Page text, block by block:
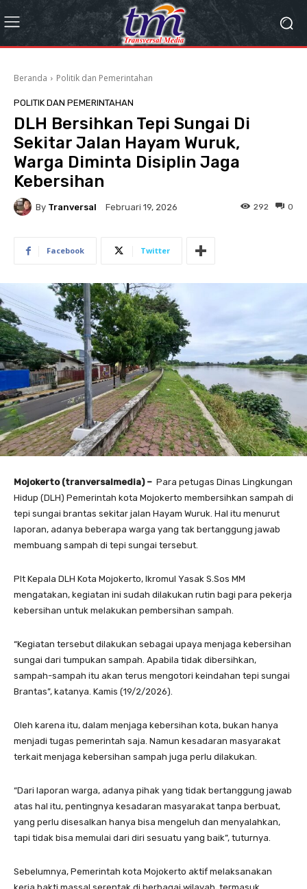
Beranda Politik dan Pemerintahan
POLITIK DAN PEMERINTAHAN
DLH Bersihkan Tepi Sungai Di
Sekitar Jalan Hayam Wuruk,
Warga Diminta Disiplin Jaga
Kebersihan
By Tranversal Februari 19, 2026 0
292
Facebook Twitter
Mojokerto (tranversalmedia) – Para petugas Dinas Lingkungan
Hidup (DLH) Pemerintah kota Mojokerto membersihkan sampah di
tepi sungai brantas sekitar jalan Hayam Wuruk. Hal itu menurut
laporan, adanya beberapa warga yang tak bertanggung jawab
membuang sampah di tepi sungai tersebut.
Plt Kepala DLH Kota Mojokerto, Ikromul Yasak S.Sos MM
mengatakan, kegiatan ini sudah dilakukan rutin bagi para pekerja
kebersihan untuk melakukan pembersihan sampah.
“Kegiatan tersebut dilakukan sebagai upaya menjaga kebersihan
sungai dari tumpukan sampah. Apabila tidak dibersihkan,
sampah-sampah itu akan terus mengotori keindahan tepi sungai
Brantas”, katanya. Kamis (19/2/2026).
Oleh karena itu, dalam menjaga kebersihan kota, bukan hanya
menjadi tugas pemerintah saja. Namun kesadaran masyarakat
terkait menjaga kebersihan sampah juga perlu dilakukan.
“Dari laporan warga, adanya pihak yang tidak bertanggung jawab
atas hal itu, pentingnya kesadaran masyarakat tanpa berbuat,
yang perlu disesalkan hanya bisa mengeluh dan menyalahkan,
tapi tidak bisa memulai dari diri sesuatu yang baik”, tuturnya.
Sebelumnya, Pemerintah kota Mojokerto aktif melaksanakan